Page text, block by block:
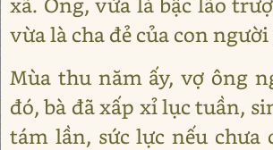
vừa là cha đẻ của con
Mùa thu năm ấy, vợ ông
đó, bà đã xấp xỉ lục tuần,
tám lần, sức lực nếu chưa